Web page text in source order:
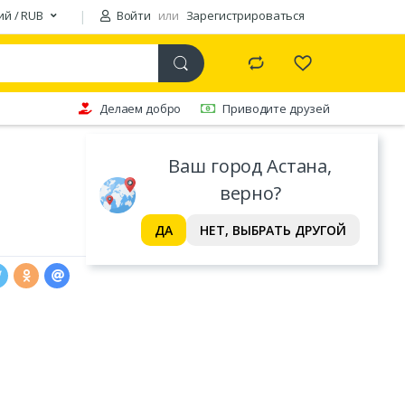
/ RUB Войти или Зарегистрироваться
Ваш город Астана,
верно?
ДА НЕТ, ВЫБРАТЬ ДРУГОЙ
Делаем добро Приводите друзей